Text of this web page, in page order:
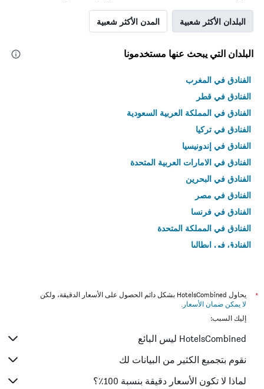
البلدان الأكثر شعبية المدن الأكثر شعبية
البلدان التي يبحث عنها مستخدمونا
الفنادق في المغرب
الفنادق في قطر
الفنادق في المملكة العربية السعودية
الفنادق في تركيا
الفنادق في إندونيسيا
الفنادق في الامارات العربية المتحدة
الفنادق في البحرين
الفنادق في مصر
الفنادق في فرنسا
الفنادق في المملكة المتحدة
الفنادق في إيطاليا
*
يحاول HotelsCombined بشكل دائم الحصول على الأسعار الدقيقة، ولكن
لا يمكن ضمان الأسعار .
إليك السبب:
HotelsCombined ليس البائع
نقوم بتجميع الكثير من البيانات لك
لماذا لا تكون الأسعار دقيقة بنسبة 100٪؟